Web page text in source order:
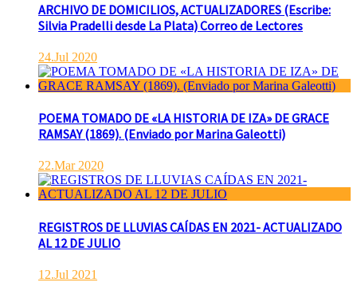
ARCHIVO DE DOMICILIOS, ACTUALIZADORES (Escribe:
Silvia Pradelli desde La Plata) Correo de Lectores
24.Jul 2020
POEMA TOMADO DE «LA HISTORIA DE IZA» DE GRACE
RAMSAY (1869). (Enviado por Marina Galeotti)
22.Mar 2020
REGISTROS DE LLUVIAS CAÍDAS EN 2021- ACTUALIZADO
AL 12 DE JULIO
12.Jul 2021